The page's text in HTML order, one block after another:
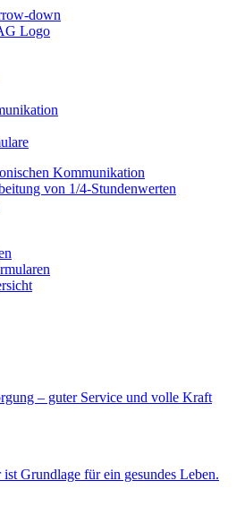
Kommunikation
von 1/4-Stundenwerten
– guter Service und volle Kraft
ist Grundlage für ein gesundes Leben.